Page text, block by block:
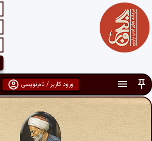
ورود کاربر / نام‌نویسی